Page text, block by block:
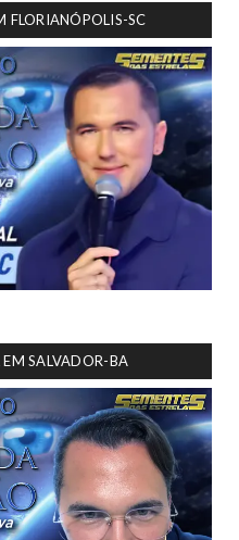
FLORIANÓPOLIS-SC
EM SALVADOR-BA